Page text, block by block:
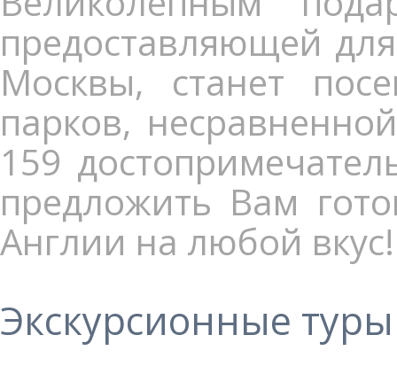
предоставляющей
Москвы, станет
парков,
159
предложить Вам
Англии на любой вкус!
Экскурсионные